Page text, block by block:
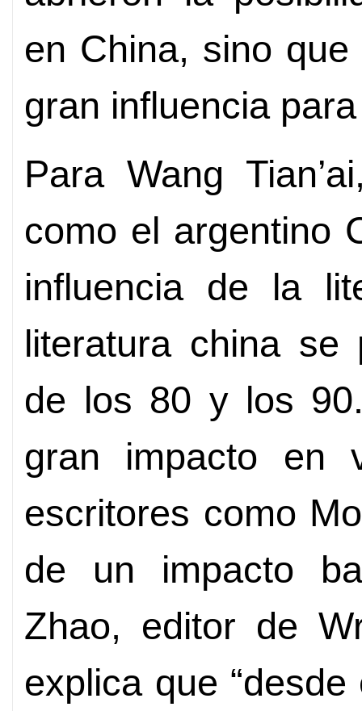
en China, sino
gran influencia
Para Wang
como el argentino
influencia de la
literatura china se
de los 80 y los
gran impacto en
escritores como
de un impacto
Zhao, editor de
explica que